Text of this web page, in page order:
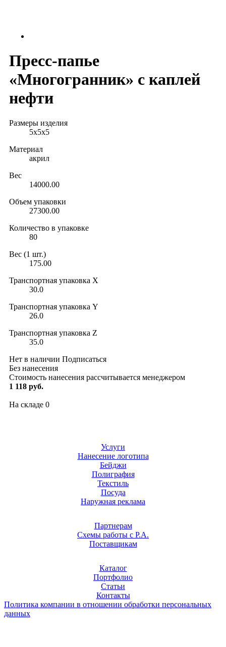
Пресс-папье
«Многогранник» с каплей
нефти
Размеры изделия
5x5x5
Материал
акрил
Вес
14000.00
Объем упаковки
27300.00
Количество в упаковке
80
Вес (1 шт.)
175.00
Транспортная упаковка X
30.0
Транспортная упаковка Y
26.0
Транспортная упаковка Z
35.0
Нет в наличии Подписаться
Без нанесения
Стоимость нанесения рассчитывается менеджером
1 118 руб.
На складе 0
Услуги
Нанесение логотипа
Бейджи
Полиграфия
Текстиль
Посуда
Наружная реклама
Партнерам
Схемы работы с Р.А.
Поставщикам
Каталог
Портфолио
Статьи
Контакты
Политика компании в отношении обработки персональных
данных